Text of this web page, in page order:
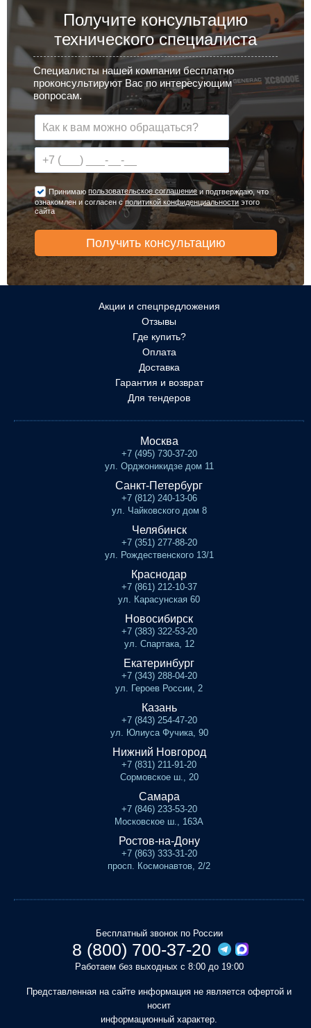
Получите консультацию
технического специалиста
Специалисты нашей компании бесплатно
проконсультируют Вас по интересующим
вопросам.
Принимаюпользовательское соглашениеи подтверждаю, что
ознакомлен и согласен сполитикой конфиденциальности этого
сайта
Акции и спецпредложения
Отзывы
Где купить?
Оплата
Доставка
Гарантия и возврат
Для тендеров
Москва
+7 (495) 730-37-20
ул. Орджоникидзе дом 11
Санкт-Петербург
+7 (812) 240-13-06
ул. Чайковского дом 8
Челябинск
+7 (351) 277-88-20
ул. Рождественского 13/1
Краснодар
+7 (861) 212-10-37
ул. Карасунская 60
Новосибирск
+7 (383) 322-53-20
ул. Спартака, 12
Екатеринбург
+7 (343) 288-04-20
ул. Героев России, 2
Казань
+7 (843) 254-47-20
ул. Юлиуса Фучика, 90
Нижний Новгород
+7 (831) 211-91-20
Сормовское ш., 20
Самара
+7 (846) 233-53-20
Московское ш., 163А
Ростов-на-Дону
+7 (863) 333-31-20
просп. Космонавтов, 2/2
Бесплатный звонок по России
8 (800) 700-37-20
Работаем без выходных с 8:00 до 19:00
Представленная на сайте информация не является офертой и
носит
информационный характер.